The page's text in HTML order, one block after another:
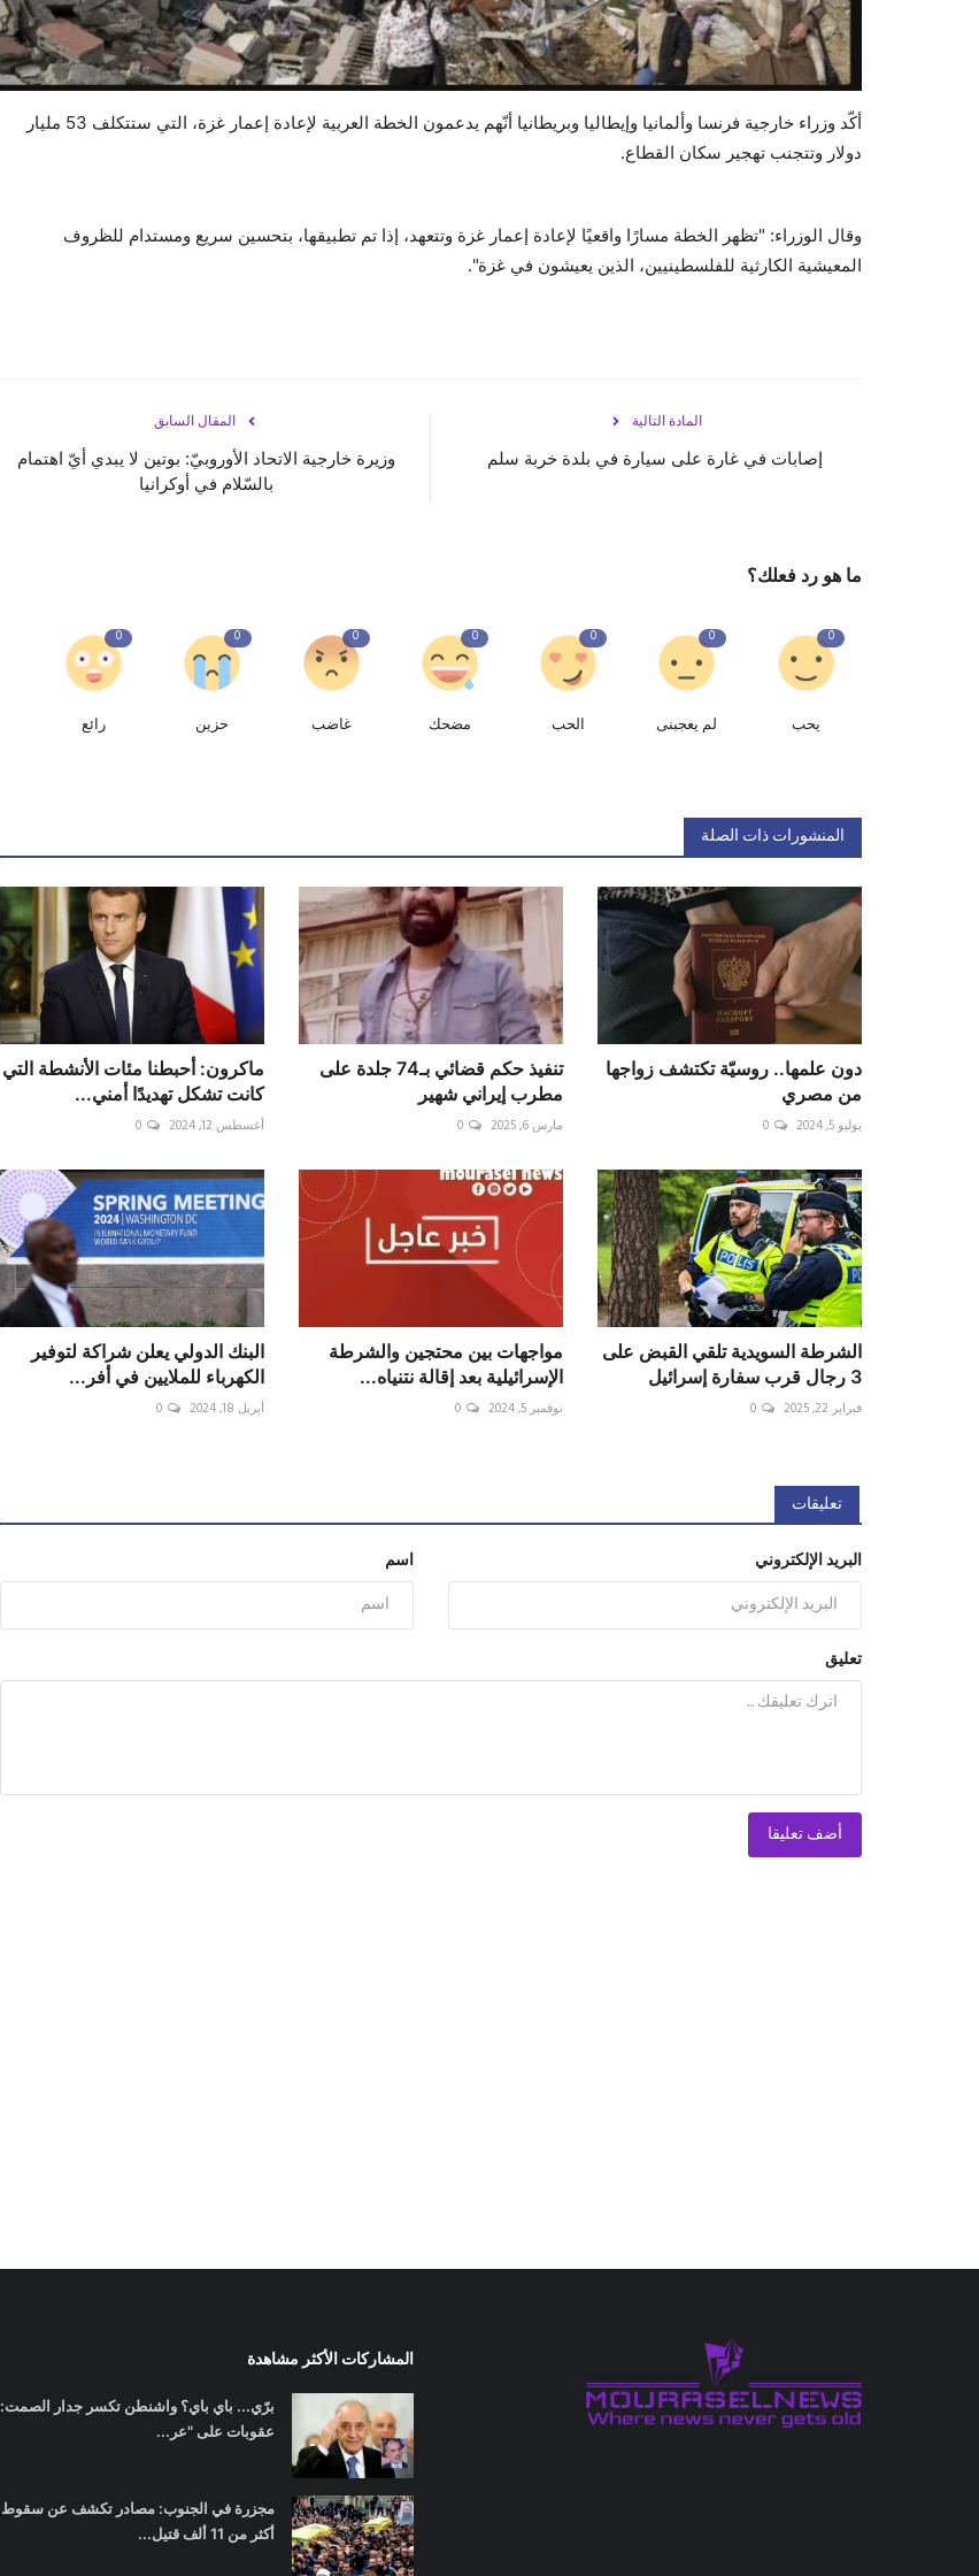
أكّد وزراء خارجية فرنسا وألمانيا وإيطاليا وبريطانيا أنّهم يدعمون الخطة العربية لإعادة إعمار غزة، التي ستتكلف 53 مليار
دولار وتتجنب تهجير سكان القطاع.
وقال الوزراء: "تظهر الخطة مسارًا واقعيًا لإعادة إعمار غزة وتتعهد، إذا تم تطبيقها، بتحسين سريع ومستدام للظروف
المعيشية الكارثية للفلسطينيين، الذين يعيشون في غزة".
المقال السابق
وزيرة خارجية الاتحاد الأوروبيّ: بوتين لا يبدي أيّ اهتمام
بالسّلام في أوكرانيا
المادة التالية
إصابات في غارة على سيارة في بلدة خربة سلم
ما هو رد فعلك؟
0
يحب
0
لم يعجبنى
0
الحب
0
مضحك
0
غاضب
0
حزين
0
رائع
المنشورات ذات الصلة
دون علمها.. روسيّة تكتشف زواجها
من مصري
يوليو 5, 2024 0
تنفيذ حكم قضائي بـ74 جلدة على
مطرب إيراني شهير
مارس 6, 2025 0
ماكرون: أحبطنا مئات الأنشطة التي
كانت تشكل تهديدًا أمني...
أغسطس 12, 2024 0
الشرطة السويدية تلقي القبض على
3 رجال قرب سفارة إسرائيل
فبراير 22, 2025 0
مواجهات بين محتجين والشرطة
الإسرائيلية بعد إقالة نتنياه...
نوفمبر 5, 2024 0
البنك الدولي يعلن شراكة لتوفير
الكهرباء للملايين في أفر...
أبريل 18, 2024 0
تعليقات
اسم البريد الإلكتروني
تعليق
أضف تعليقا
المشاركات الأكثر مشاهدة
برّي... باي باي؟ واشنطن تكسر جدار الصمت:
عقوبات على "عر...
مجزرة في الجنوب: مصادر تكشف عن سقوط
أكثر من 11 ألف قتيل...